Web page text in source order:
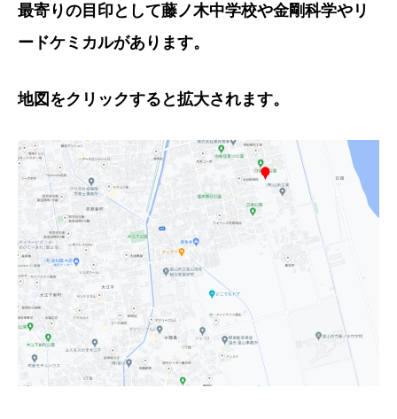
最寄りの目印として藤ノ木中学校や金剛科学やリ
ードケミカルがあります。
地図をクリックすると拡大されます。